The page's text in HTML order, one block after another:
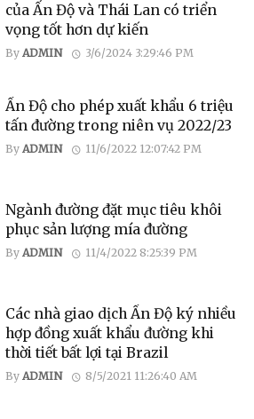
của Ấn Độ và Thái Lan có triển
vọng tốt hơn dự kiến
By ADMIN 3/6/2024 3:29:46 PM
Ấn Độ cho phép xuất khẩu 6 triệu
tấn đường trong niên vụ 2022/23
By ADMIN 11/6/2022 12:07:42 PM
Ngành đường đặt mục tiêu khôi
phục sản lượng mía đường
By ADMIN 11/4/2022 8:25:39 PM
Các nhà giao dịch Ấn Độ ký nhiều
hợp đồng xuất khẩu đường khi
thời tiết bất lợi tại Brazil
By ADMIN 8/5/2021 11:26:40 AM